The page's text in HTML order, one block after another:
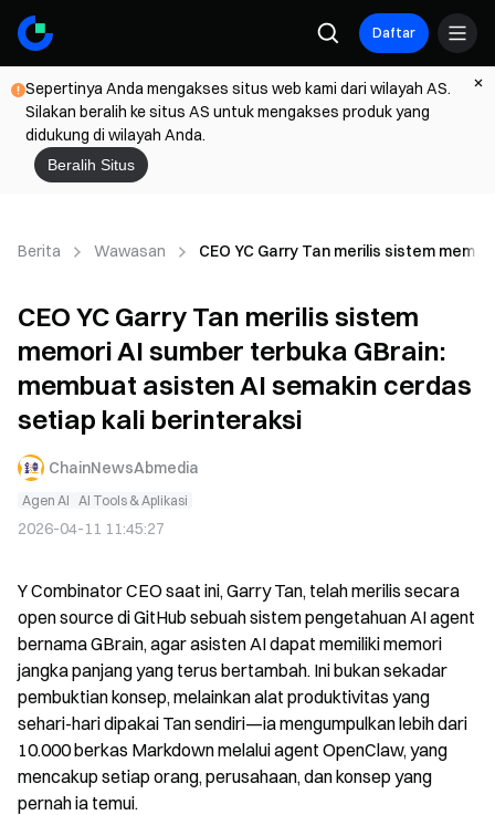
Daftar
Sepertinya Anda mengakses situs web kami dari wilayah AS.
Silakan beralih ke situs AS untuk mengakses produk yang
didukung di wilayah Anda.
Beralih Situs
Berita Wawasan CEO YC Garry Tan merilis sistem
CEO YC Garry Tan merilis sistem
memori AI sumber terbuka GBrain:
membuat asisten AI semakin cerdas
setiap kali berinteraksi
ChainNewsAbmedia
Agen AI AI Tools & Aplikasi
2026-04-11 11:45:27
Y Combinator CEO saat ini, Garry Tan, telah merilis secara
open source di GitHub sebuah sistem pengetahuan AI agent
bernama GBrain, agar asisten AI dapat memiliki memori
jangka panjang yang terus bertambah. Ini bukan sekadar
pembuktian konsep, melainkan alat produktivitas yang
sehari-hari dipakai Tan sendiri—ia mengumpulkan lebih dari
10.000 berkas Markdown melalui agent OpenClaw, yang
mencakup setiap orang, perusahaan, dan konsep yang
pernah ia temui.